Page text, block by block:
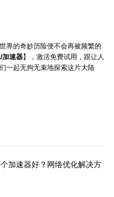
界的奇妙历险便不会再被频繁的
加速器】，激活免费试用，跟让人
一起无拘无束地探索这片大陆
加速器好？网络优化解决方